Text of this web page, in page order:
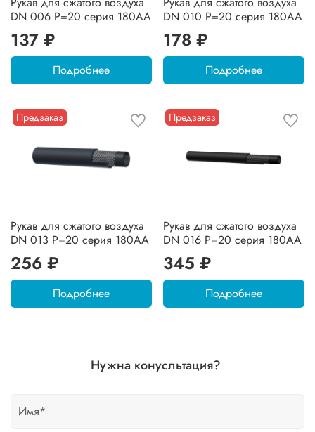
DN 006 P=20 серия 180AA
137 ₽
Подробнее
DN 010 P=20 серия 180AA
178 ₽
Подробнее
Предзаказ
Рукав для сжатого воздуха
DN 013 P=20 серия 180AA
256 ₽
Подробнее
Предзаказ
Рукав для сжатого воздуха
DN 016 P=20 серия 180AA
345 ₽
Подробнее
Нужна конусльтация?